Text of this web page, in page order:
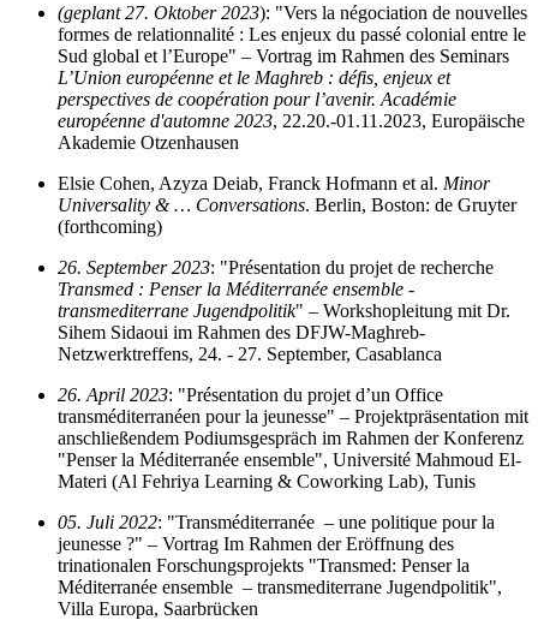
(geplant 27. Oktober 2023): "Vers la négociation de nouvelles
formes de relationnalité : Les enjeux du passé colonial entre le
Sud global et l’Europe" – Vortrag im Rahmen des Seminars
L’Union européenne et le Maghreb : défis, enjeux et
perspectives de coopération pour l’avenir. Académie
européenne d'automne 2023, 22.20.-01.11.2023, Europäische
Akademie Otzenhausen
Elsie Cohen, Azyza Deiab, Franck Hofmann et al. Minor
Universality & … Conversations. Berlin, Boston: de Gruyter
(forthcoming)
26. September 2023: "Présentation du projet de recherche
Transmed : Penser la Méditerranée ensemble -
transmediterrane Jugendpolitik" – Workshopleitung mit Dr.
Sihem Sidaoui im Rahmen des DFJW-Maghreb-
Netzwerktreffens, 24. - 27. September, Casablanca
26. April 2023: "Présentation du projet d’un Office
transméditerranéen pour la jeunesse" – Projektpräsentation mit
anschließendem Podiumsgespräch im Rahmen der Konferenz
"Penser la Méditerranée ensemble", Université Mahmoud El-
Materi (Al Fehriya Learning & Coworking Lab), Tunis
05. Juli 2022: "Transméditerranée – une politique pour la
jeunesse ?" – Vortrag Im Rahmen der Eröffnung des
trinationalen Forschungsprojekts "Transmed: Penser la
Méditerranée ensemble – transmediterrane Jugendpolitik",
Villa Europa, Saarbrücken